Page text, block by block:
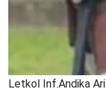
Letkol Inf.Andika